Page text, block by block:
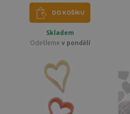
DO KOŠÍKU
Skladem
Odešleme v pondělí